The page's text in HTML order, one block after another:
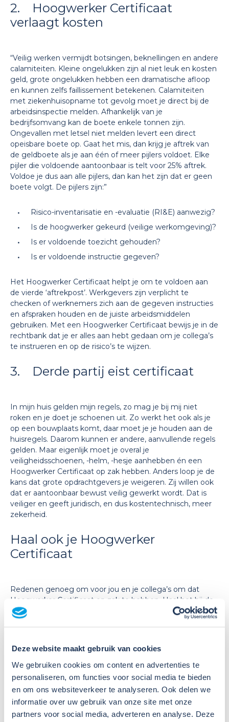
Deze website maakt gebruik van cookies
We gebruiken cookies om content en advertenties te
personaliseren, om functies voor social media te bieden
en om ons websiteverkeer te analyseren. Ook delen we
informatie over uw gebruik van onze site met onze
partners voor social media, adverteren en analyse. Deze
2. Hoogwerker Certificaat
verlaagt kosten
“Veilig werken vermijdt botsingen, beknellingen en andere
calamiteiten. Kleine ongelukken zijn al niet leuk en kosten
geld, grote ongelukken hebben een dramatische afloop
en kunnen zelfs faillissement betekenen. Calamiteiten
met ziekenhuisopname tot gevolg moet je direct bij de
arbeidsinspectie melden. Afhankelijk van je
bedrijfsomvang kan de boete enkele tonnen zijn.
Ongevallen met letsel niet melden levert een direct
opeisbare boete op. Gaat het mis, dan krijg je aftrek van
de geldboete als je aan één of meer pijlers voldoet. Elke
pijler die voldoende aantoonbaar is telt voor 25% aftrek.
Voldoe je dus aan alle pijlers, dan kan het zijn dat er geen
boete volgt. De pijlers zijn:”
Risico-inventarisatie en -evaluatie (RI&E) aanwezig?
Is de hoogwerker gekeurd (veilige werkomgeving)?
Is er voldoende toezicht gehouden?
Is er voldoende instructie gegeven?
Het Hoogwerker Certificaat helpt je om te voldoen aan
de vierde ‘aftrekpost’. Werkgevers zijn verplicht te
checken of werknemers zich aan de gegeven instructies
en afspraken houden en de juiste arbeidsmiddelen
gebruiken. Met een Hoogwerker Certificaat bewijs je in de
rechtbank dat je er alles aan hebt gedaan om je collega’s
te instrueren en op de risico’s te wijzen.
3. Derde partij eist certificaat
In mijn huis gelden mijn regels, zo mag je bij mij niet
roken en je doet je schoenen uit. Zo werkt het ook als je
op een bouwplaats komt, daar moet je je houden aan de
huisregels. Daarom kunnen er andere, aanvullende regels
gelden. Maar eigenlijk moet je overal je
veiligheidsschoenen, -helm, -hesje aanhebben én een
Hoogwerker Certificaat op zak hebben. Anders loop je de
kans dat grote opdrachtgevers je weigeren. Zij willen ook
dat er aantoonbaar bewust veilig gewerkt wordt. Dat is
veiliger en geeft juridisch, en dus kostentechnisch, meer
zekerheid.
Haal ook je Hoogwerker
Certificaat
Redenen genoeg om voor jou en je collega’s om dat
Hoogwerker Certificaat op zak te hebben. Haal het bij de
Praktijkdagen Veilig Werken. Daar haal je het certificaat bij
mij of één van mijn ervaren collega’s. Dat is niet alleen
bijvoorbeeld om ook veilig en snel een hesje in een hoge
boom te hangen?
Tot ziens op de Praktijkdag Veilig Werken!
Schrijf je hier in voor een gezellige en leerzame